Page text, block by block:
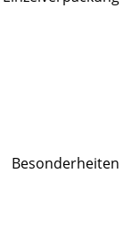
Besonderheiten